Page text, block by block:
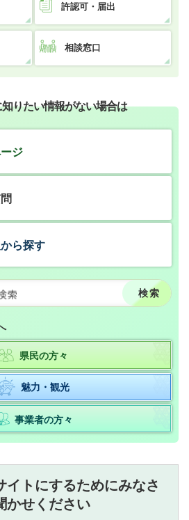
許認可・届出
相談窓口
りたい情報がない場合は
ジ
ら探す
県民の方々
魅力・観光
事業者の方々
イトにするためにみなさ
かせください